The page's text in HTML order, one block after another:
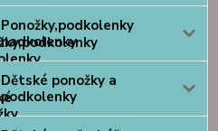
Ponožky,podkolenky
nadkolenky
Dětské ponožky a
podkolenky